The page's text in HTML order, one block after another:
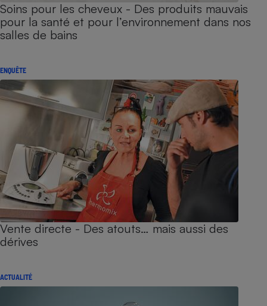
Soins pour les cheveux - Des produits mauvais
pour la santé et pour l’environnement dans nos
salles de bains
ENQUÊTE
Vente directe - Des atouts… mais aussi des
dérives
ACTUALITÉ